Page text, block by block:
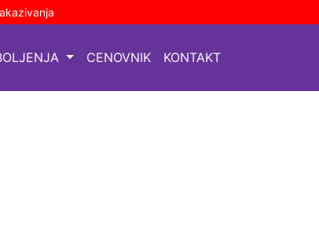
CENOVNIK KONTAKT